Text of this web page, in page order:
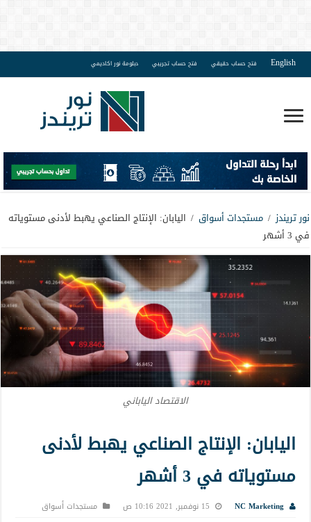
English فتح حساب حقيقي فتح حساب تجريبي دبلومة نور اكاديمي
نور تريندز / مستجدات أسواق / اليابان: الإنتاج الصناعي يهبط لأدنى مستوياته
في 3 أشهر
الاقتصاد الياباني
اليابان: الإنتاج الصناعي يهبط لأدنى
مستوياته في 3 أشهر
NC Marketing 15 نوفمبر, 2021 10:16 ص مستجدات أسواق